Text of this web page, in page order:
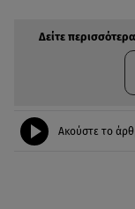
Δείτε
Ακούστε το